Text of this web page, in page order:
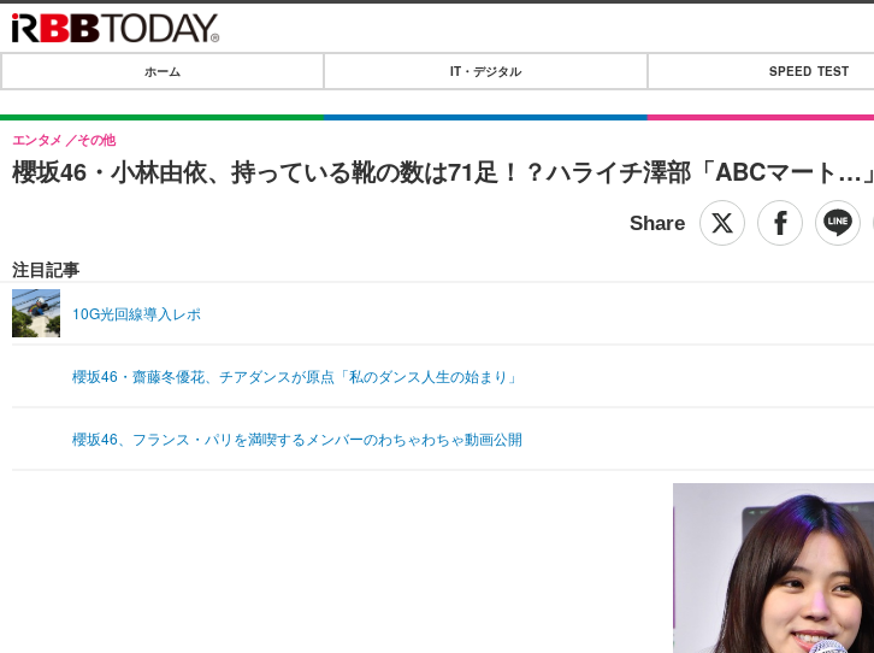
IT・デジタル
IT・デジタルTOP
SPEED TEST
音楽
ライフ
ペット
その他
リリース一覧
プッシュ通知の停止方法
ホーム IT・デジタル SPEED TEST
櫻坂46・小林由依、持っている靴の数は71足！？ハライチ澤部「ABCマート…」
エンタメ その他
注目記事
10G光回線導入レポ
櫻坂46・齋藤冬優花、チアダンスが原点「私のダンス人生の始まり」
櫻坂46、フランス・パリを満喫するメンバーのわちゃわちゃ動画公開